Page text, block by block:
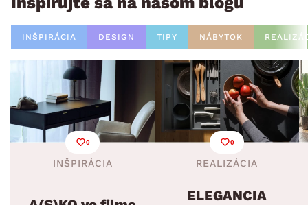
INŠPIRÁCIA DESIGN TIPY NÁBYTOK
0
INŠPIRÁCIA
0
REALIZÁCIA
ELEGANCIA